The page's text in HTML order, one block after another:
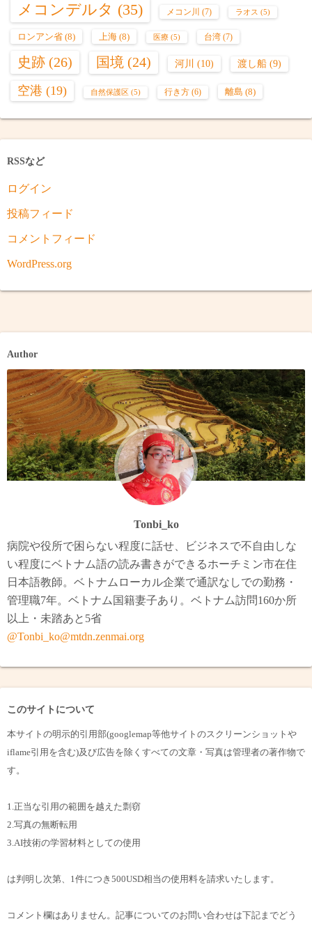
メコンデルタ (35) メコン川 (7) ラオス (5)
ロンアン省 (8) 上海 (8) 医療 (5) 台湾 (7)
史跡 (26) 国境 (24) 河川 (10) 渡し船 (9)
空港 (19) 自然保護区 (5) 行き方 (6) 離島 (8)
RSSなど
ログイン
投稿フィード
コメントフィード
WordPress.org
Author
Tonbi_ko
病院や役所で困らない程度に話せ、ビジネスで不自由しな
い程度にベトナム語の読み書きができるホーチミン市在住
日本語教師。ベトナムローカル企業で通訳なしでの勤務・
管理職7年。ベトナム国籍妻子あり。ベトナム訪問160か所
以上・未踏あと5省
@Tonbi_ko@mtdn.zenmai.org
このサイトについて
本サイトの明示的引用部(googlemap等他サイトのスクリーンショットや
iflame引用を含む)及び広告を除くすべての文章・写真は管理者の著作物で
す。
1.正当な引用の範囲を越えた剽窃
2.写真の無断転用
3.AI技術の学習材料としての使用
は判明し次第、1件につき500USD相当の使用料を請求いたします。
コメント欄はありません。記事についてのお問い合わせは下記までどう